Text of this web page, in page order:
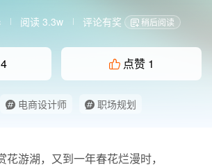
阅读 3.3w 评论有奖 稍后阅读
点赞 1
电商设计师 职场规划
花游湖，又到一年春花烂漫时，